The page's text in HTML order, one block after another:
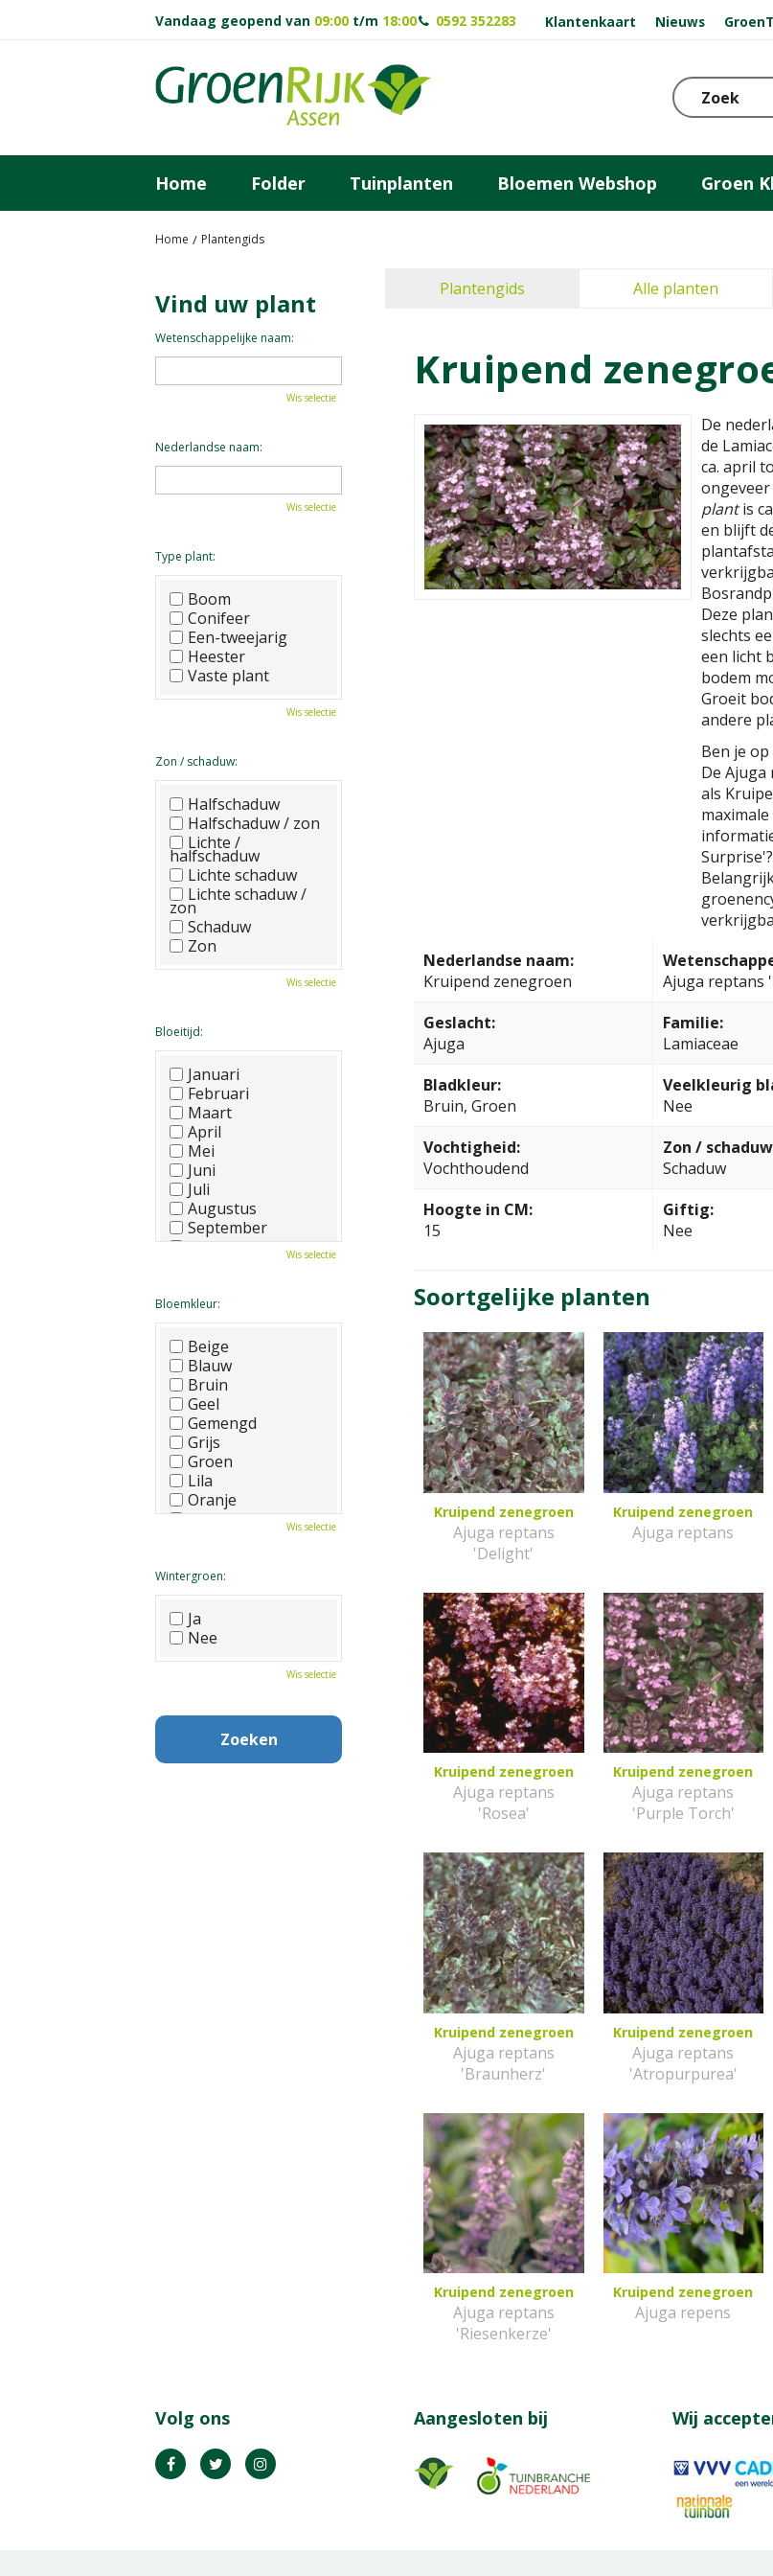
Home Plantengids
Vandaag geopend van 09:00 t/m 18:00 0592 352283 Klantenkaart Nieuws
Home Folder Tuinplanten Bloemen Webshop Groen
Plantengids Alle planten
Kruipend
De
de
ca. april
ongeveer
plantis
en blijft
Deze
slechts
een licht
bodem
Groeit
andere
Ben je
De
als
Nederlandse naam:
Kruipend zenegroen
Ajuga reptans
Geslacht:
Ajuga
Familie:
Lamiaceae
Bladkleur:
Bruin, Groen
Veelkleurig
Nee
Vochtigheid:
Vochthoudend
Zon /
Schaduw
Hoogte in CM:
15
Giftig:
Nee
Soortgelijke planten
Kruipend zenegroen
Ajuga reptans
'Delight'
Kruipend zenegroen
Ajuga reptans
Kruipend zenegroen
Ajuga reptans
'Rosea'
Kruipend zenegroen
Ajuga reptans
'Purple Torch'
Kruipend zenegroen
Ajuga reptans
'Braunherz'
Kruipend zenegroen
Ajuga reptans
'Atropurpurea'
Kruipend zenegroen
Ajuga reptans
'Riesenkerze'
Kruipend zenegroen
Ajuga repens
Vind uw plant
Wetenschappelijke naam:
Wis selectie
Nederlandse naam:
Wis selectie
Type plant:
Boom
Conifeer
Een-tweejarig
Heester
Vaste plant
Wis selectie
Zon / schaduw:
Halfschaduw
Halfschaduw / zon
Lichte /
halfschaduw
Lichte schaduw
Lichte schaduw /
zon
Schaduw
Zon
Wis selectie
Bloeitijd:
Januari
Februari
Maart
April
Mei
Juni
Juli
Augustus
September
Oktober
Wis selectie
Bloemkleur:
Beige
Blauw
Bruin
Geel
Gemengd
Grijs
Groen
Lila
Oranje
Paars
Wit
Zwart
Wis selectie
Wintergroen:
Ja
Nee
Wis selectie
Volg ons Aangesloten bij Wij